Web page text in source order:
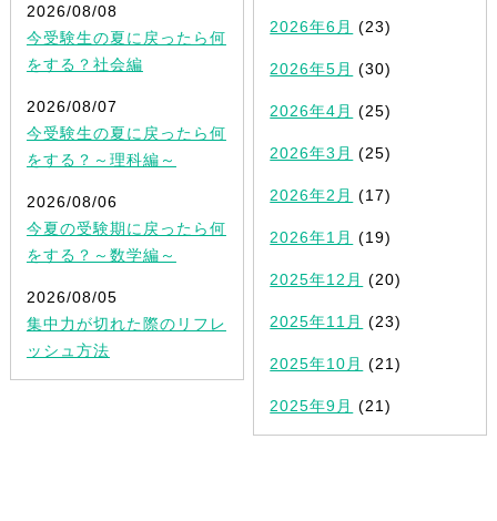
2026/08/08
今受験生の夏に戻ったら何
をする？社会編
2026/08/07
今受験生の夏に戻ったら何
をする？～理科編～
2026/08/06
今夏の受験期に戻ったら何
をする？～数学編～
2026/08/05
集中力が切れた際のリフレ
ッシュ方法
2026年6月 (23)
2026年5月 (30)
2026年4月 (25)
2026年3月 (25)
2026年2月 (17)
2026年1月 (19)
2025年12月 (20)
2025年11月 (23)
2025年10月 (21)
2025年9月 (21)